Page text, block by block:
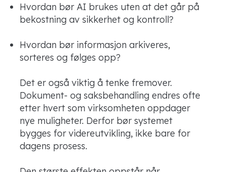
Hvordan bør AI brukes uten at det går på
bekostning av sikkerhet og kontroll?
Hvordan bør informasjon arkiveres,
sorteres og følges opp?
Det er også viktig å tenke fremover.
Dokument- og saksbehandling endres ofte
etter hvert som virksomheten oppdager
nye muligheter. Derfor bør systemet
bygges for videreutvikling, ikke bare for
dagens prosess.